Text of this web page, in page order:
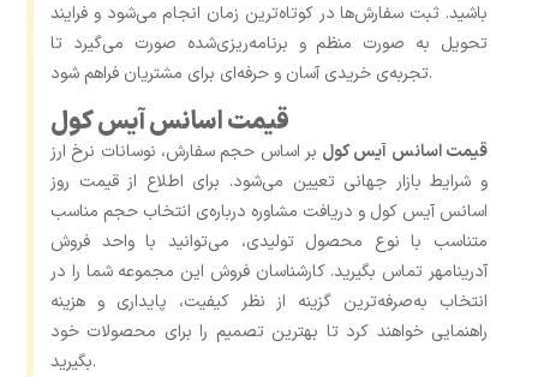
باشید. ثبت سفارش‌ها در کوتاه‌ترین زمان انجام می‌شود و فرایند
تحویل به‌ صورت منظم و برنامه‌ریزی‌شده صورت می‌گیرد تا
تجربه‌ی خریدی آسان و حرفه‌ای برای مشتریان فراهم شود.
قیمت اسانس آیس کول
قیمت اسانس آیس کول بر اساس حجم سفارش، نوسانات نرخ ارز
و شرایط بازار جهانی تعیین می‌شود. برای اطلاع از قیمت روز
اسانس آیس کول و دریافت مشاوره درباره‌ی انتخاب حجم مناسب
متناسب با نوع محصول تولیدی، می‌توانید با واحد فروش
آدرینامهر تماس بگیرید. کارشناسان فروش این مجموعه شما را در
انتخاب به‌صرفه‌ترین گزینه از نظر کیفیت، پایداری و هزینه
راهنمایی خواهند کرد تا بهترین تصمیم را برای محصولات خود
بگیرید.